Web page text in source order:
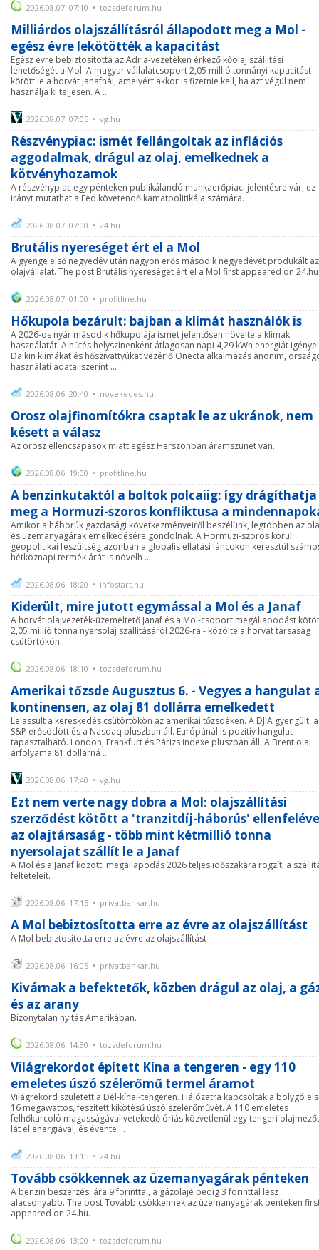
2026.08.07. 07:10 • tozsdeforum.hu
Milliárdos olajszállításról állapodott meg a Mol -
egész évre lekötötték a kapacitást
Egész évre bebiztosította az Adria-vezetéken érkező kőolaj szállítási
lehetőségét a Mol. A magyar vállalatcsoport 2,05 millió tonnányi kapacitást
kötött le a horvát Janafnál, amelyért akkor is fizetnie kell, ha azt végül nem
használja ki teljesen. A ...
2026.08.07. 07:05 • vg.hu
Részvénypiac: ismét fellángoltak az inflációs
aggodalmak, drágul az olaj, emelkednek a
kötvényhozamok
A részvénypiac egy pénteken publikálandó munkaerőpiaci jelentésre vár, ez
irányt mutathat a Fed követendő kamatpolitikája számára.
2026.08.07. 07:00 • 24.hu
Brutális nyereséget ért el a Mol
A gyenge első negyedév után nagyon erős második negyedévet produkált az
olajvállalat. The post Brutális nyereséget ért el a Mol first appeared on
2026.08.07. 01:00 • profitline.hu
Hőkupola bezárult: bajban a klímát használók is
A 2026-os nyár második hőkupolája ismét jelentősen növelte a klímák
használatát. A hűtés helyszínenként átlagosan napi 4,29 kWh energiát
Daikin klímákat és hőszivattyúkat vezérlő Onecta alkalmazás anonim,
használati adatai szerint ...
2026.08.06. 20:40 • novekedes.hu
Orosz olajfinomítókra csaptak le az ukránok, nem
késett a válasz
Az orosz ellencsapások miatt egész Herszonban áramszünet van.
2026.08.06. 19:00 • profitline.hu
A benzinkutaktól a boltok polcaiig: így drágíthatja
meg a Hormuzi-szoros konfliktusa a
Amikor a háborúk gazdasági következményeiről beszélünk, legtöbben az
és üzemanyagárak emelkedésére gondolnak. A Hormuzi-szoros körüli
geopolitikai feszültség azonban a globális ellátási láncokon keresztül
hétköznapi termék árát is növelh ...
2026.08.06. 18:20 • infostart.hu
Kiderült, mire jutott egymással a Mol és a Janaf
A horvát olajvezeték-üzemeltető Janaf és a Mol-csoport megállapodást
2,05 millió tonna nyersolaj szállításáról 2026-ra - közölte a horvát társaság
csütörtökön.
2026.08.06. 18:10 • tozsdeforum.hu
Amerikai tőzsde Augusztus 6. - Vegyes a hangulat
kontinensen, az olaj 81 dollárra emelkedett
Lelassult a kereskedés csütörtökön az amerikai tőzsdéken. A DJIA gyengült,
S&P erősödött és a Nasdaq pluszban áll. Európánál is pozitív hangulat
tapasztalható. London, Frankfurt és Párizs indexe pluszban áll. A Brent olaj
árfolyama 81 dollárná ...
2026.08.06. 17:40 • vg.hu
Ezt nem verte nagy dobra a Mol: olajszállítási
szerződést kötött a 'tranzitdíj-háborús'
az olajtársaság - több mint kétmillió tonna
nyersolajat szállít le a Janaf
A Mol és a Janaf közötti megállapodás 2026 teljes időszakára rögzíti a
feltételeit.
2026.08.06. 17:15 • privatbankar.hu
A Mol bebiztosította erre az évre az olajszállítást
A Mol bebiztosította erre az évre az olajszállítást
2026.08.06. 16:05 • privatbankar.hu
Kivárnak a befektetők, közben drágul az olaj, a
és az arany
Bizonytalan nyitás Amerikában.
2026.08.06. 14:30 • tozsdeforum.hu
Világrekordot épített Kína a tengeren - egy 110
emeletes úszó szélerőmű termel áramot
Világrekord született a Dél-kínai-tengeren. Hálózatra kapcsolták a bolygó
16 megawattos, feszített kikötésű úszó szélerőművét. A 110 emeletes
felhőkarcoló magasságával vetekedő óriás közvetlenül egy tengeri olajmezőt
lát el energiával, és évente ...
2026.08.06. 13:15 • 24.hu
Tovább csökkennek az üzemanyagárak pénteken
A benzin beszerzési ára 9 forinttal, a gázolajé pedig 3 forinttal lesz
alacsonyabb. The post Tovább csökkennek az üzemanyagárak pénteken
appeared on 24.hu.
2026.08.06. 13:00 • tozsdeforum.hu